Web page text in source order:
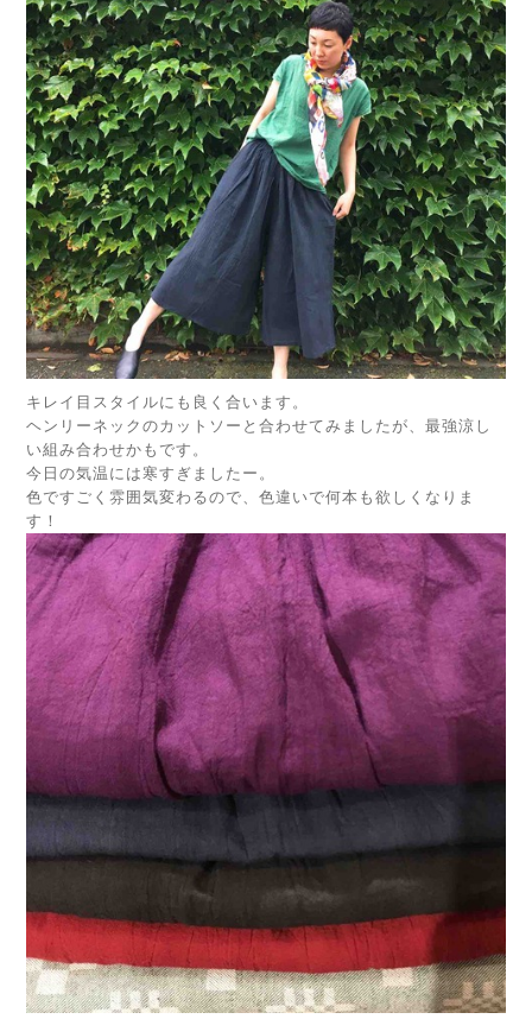
キレイ目スタイルにも良く合います。
ヘンリーネックのカットソーと合わせてみましたが、最強涼し
い組み合わせかもです。
今日の気温には寒すぎましたー。
色ですごく雰囲気変わるので、色違いで何本も欲しくなりま
す！